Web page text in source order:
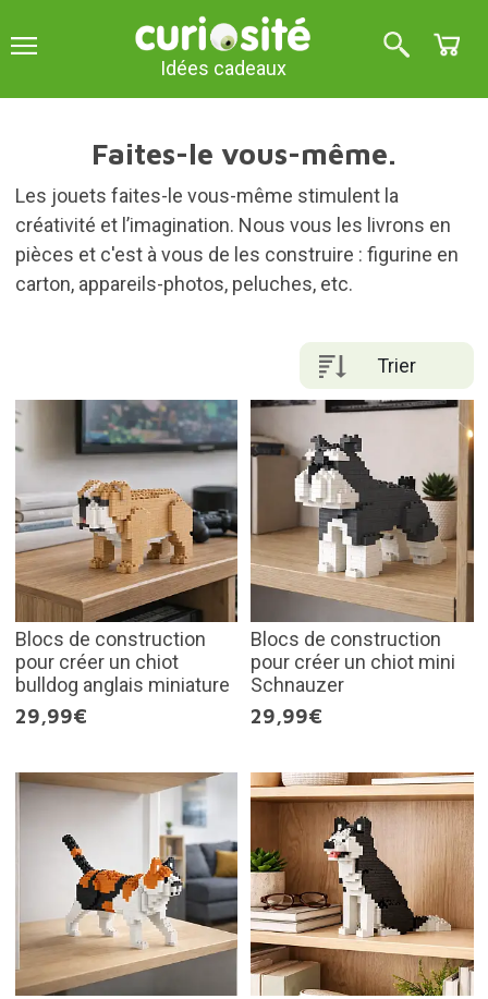
Idées cadeaux
Faites-le vous-même.
Les jouets faites-le vous-même stimulent la
créativité et l’imagination. Nous vous les livrons en
pièces et c'est à vous de les construire : figurine en
carton, appareils-photos, peluches, etc.
Trier
Blocs de construction
pour créer un chiot
bulldog anglais miniature
29,99€
Blocs de construction
pour créer un chiot mini
Schnauzer
29,99€